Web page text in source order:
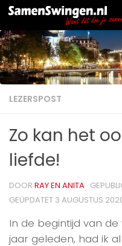
Doorgaan naar
LEZERSPOST
Zo kan het
liefde!
DOOR RAY EN ANITA ·
GEÜPDATET 3 AUGUSTUS
In de begintijd van de
jaar geleden, had ik